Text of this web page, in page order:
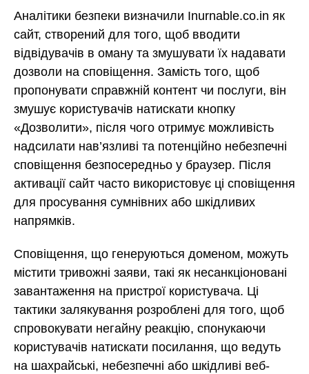
Аналітики безпеки визначили Inurnable.co.in як
сайт, створений для того, щоб вводити
відвідувачів в оману та змушувати їх надавати
дозволи на сповіщення. Замість того, щоб
пропонувати справжній контент чи послуги, він
змушує користувачів натискати кнопку
«Дозволити», після чого отримує можливість
надсилати нав’язливі та потенційно небезпечні
сповіщення безпосередньо у браузер. Після
активації сайт часто використовує ці сповіщення
для просування сумнівних або шкідливих
напрямків.
Сповіщення, що генеруються доменом, можуть
містити тривожні заяви, такі як несанкціоновані
завантаження на пристрої користувача. Ці
тактики залякування розроблені для того, щоб
спровокувати негайну реакцію, спонукаючи
користувачів натискати посилання, що ведуть
на шахрайські, небезпечні або шкідливі веб-